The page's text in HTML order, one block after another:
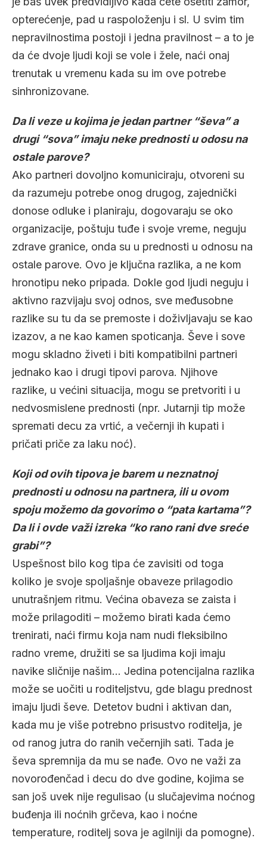
opterećenje, pad u raspoloženju i sl. U svim tim
nepravilnostima postoji i jedna pravilnost – a to je
da će dvoje ljudi koji se vole i žele, naći onaj
trenutak u vremenu kada su im ove potrebe
sinhronizovane.
Da li veze u kojima je jedan partner “ševa” a
drugi “sova” imaju neke prednosti u odosu na
ostale parove?
Ako partneri dovoljno komuniciraju, otvoreni su
da razumeju potrebe onog drugog, zajednički
donose odluke i planiraju, dogovaraju se oko
organizacije, poštuju tuđe i svoje vreme, neguju
zdrave granice, onda su u prednosti u odnosu na
ostale parove. Ovo je ključna razlika, a ne kom
hronotipu neko pripada. Dokle god ljudi neguju i
aktivno razvijaju svoj odnos, sve međusobne
razlike su tu da se premoste i doživljavaju se kao
izazov, a ne kao kamen spoticanja. Ševe i sove
mogu skladno živeti i biti kompatibilni partneri
jednako kao i drugi tipovi parova. Njihove
razlike, u većini situacija, mogu se pretvoriti i u
nedvosmislene prednosti (npr. Jutarnji tip može
spremati decu za vrtić, a večernji ih kupati i
pričati priče za laku noć).
Koji od ovih tipova je barem u neznatnoj
prednosti u odnosu na partnera, ili u ovom
spoju možemo da govorimo o “pata kartama”?
Da li i ovde važi izreka “ko rano rani dve sreće
grabi”?
Uspešnost bilo kog tipa će zavisiti od toga
koliko je svoje spoljašnje obaveze prilagodio
unutrašnjem ritmu. Većina obaveza se zaista i
može prilagoditi – možemo birati kada ćemo
trenirati, naći firmu koja nam nudi fleksibilno
radno vreme, družiti se sa ljudima koji imaju
navike sličnije našim… Jedina potencijalna razlika
može se uočiti u roditeljstvu, gde blagu prednost
imaju ljudi ševe. Detetov budni i aktivan dan,
kada mu je više potrebno prisustvo roditelja, je
od ranog jutra do ranih večernjih sati. Tada je
ševa spremnija da mu se nađe. Ovo ne važi za
novorođenčad i decu do dve godine, kojima se
san još uvek nije regulisao (u slučajevima noćnog
buđenja ili noćnih grčeva, kao i noćne
temperature, roditelj sova je agilniji da pomogne).